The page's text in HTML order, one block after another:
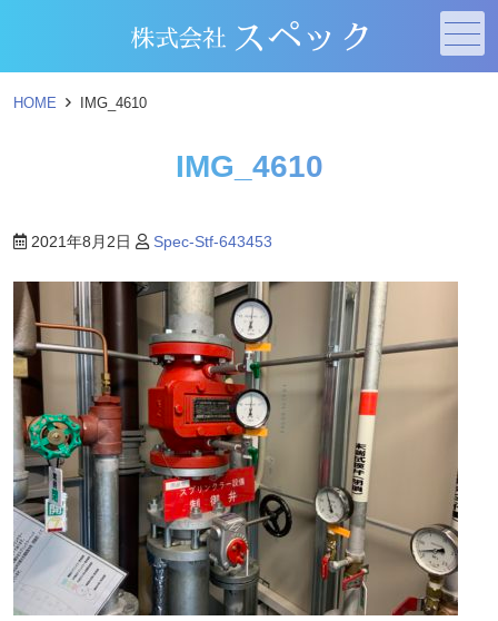
メニュー
HOME IMG_4610
IMG_4610
2021年8月2日 Spec-Stf-643453